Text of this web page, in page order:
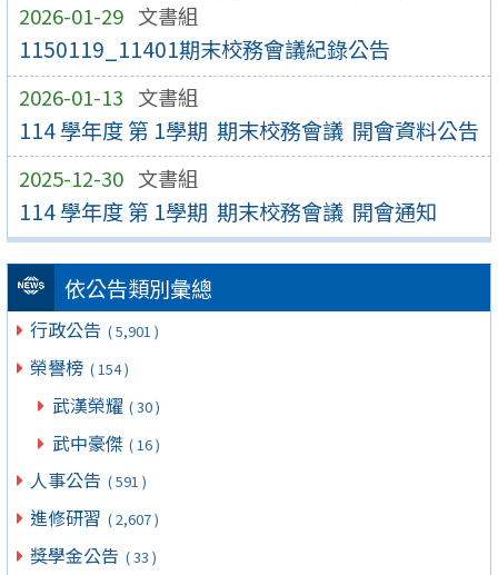
2026-01-29 文書組
1150119_11401期末校務會議紀錄公告
2026-01-13 文書組
114 學年度 第 1學期 期末校務會議 開會資料公告
2025-12-30 文書組
114 學年度 第 1學期 期末校務會議 開會通知
依公告類別彙總
行政公告 ( 5,901 )
榮譽榜 ( 154 )
武漢榮耀 ( 30 )
武中豪傑 ( 16 )
人事公告 ( 591 )
進修研習 ( 2,607 )
獎學金公告 ( 33 )